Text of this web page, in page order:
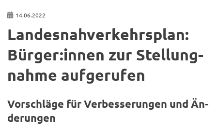
14.06.2022
Lan­des­nah­ver­kehrs­plan:
Bür­ger:innen zur Stel­lung­
nah­me auf­ge­ru­fen
Vor­schlä­ge für Ver­bes­se­run­gen und Än­
de­run­gen